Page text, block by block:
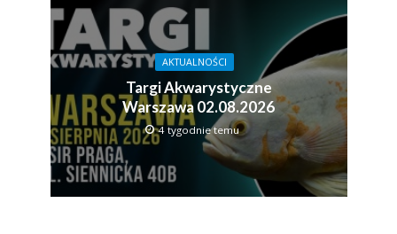
AKTUALNOŚCI
Targi Akwarystyczne
Warszawa 02.08.2026
4 tygodnie temu